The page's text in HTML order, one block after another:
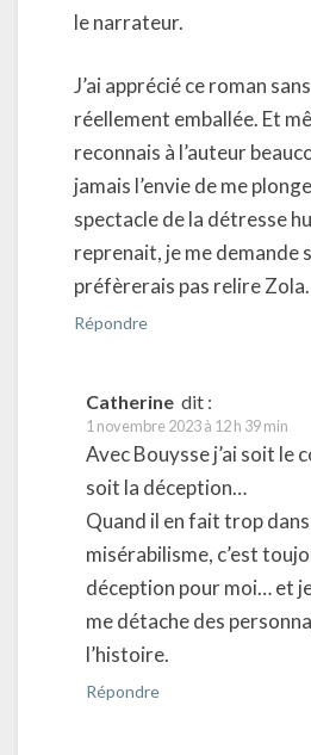
le narrateur.
J’ai apprécié ce roman
réellement emballée. Et
reconnais à l’auteur
jamais l’envie de me
spectacle de la détresse
reprenait, je me demande
préfèrerais pas relire Zola.
Répondre
Catherine dit :
1 novembre 2023 à 12 h 39 min
Avec Bouysse j’ai soit le
soit la déception…
Quand il en fait trop
misérabilisme, c’est
déception pour moi… et
me détache des
l’histoire.
Répondre